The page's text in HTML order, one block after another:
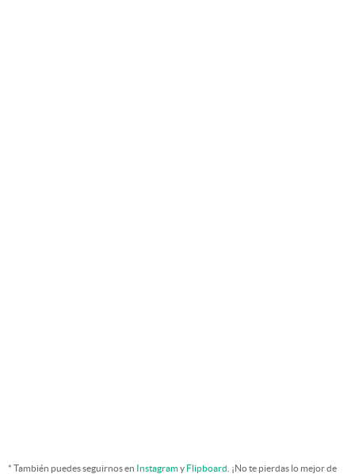
* También puedes seguirnos en Instagramy Flipboard . ¡No te pierdas lo mejor de